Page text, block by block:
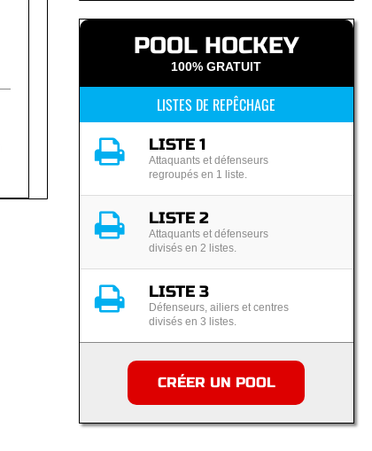
POOL HOCKEY
100% GRATUIT
LISTES DE REPÊCHAGE
LISTE 1
Attaquants et défenseurs
regroupés en 1 liste.
LISTE 2
Attaquants et défenseurs
divisés en 2 listes.
LISTE 3
Défenseurs, ailiers et centres
divisés en 3 listes.
CRÉER UN POOL